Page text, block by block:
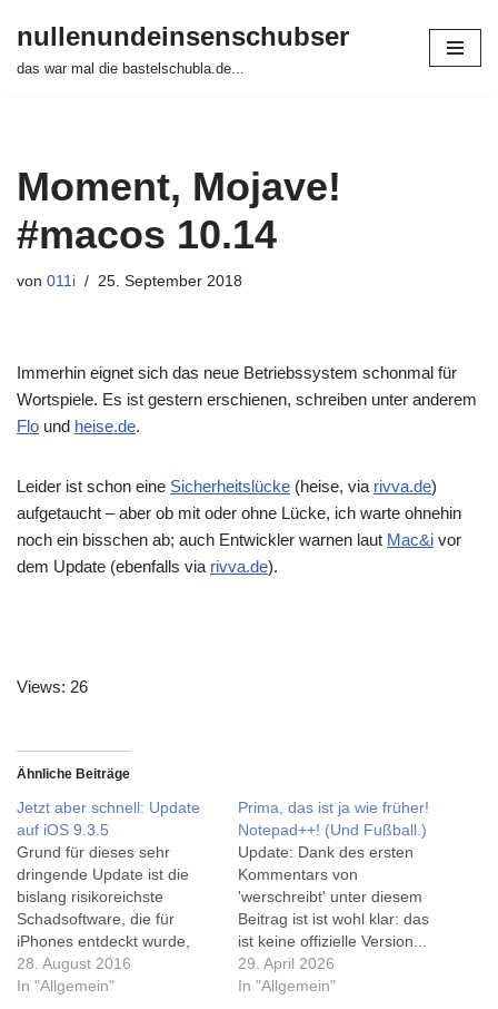
Zum
nullenundeinsenschubser
das war mal die bastelschubla.de...
Moment, Mojave!
#macos 10.14
von 011i 25. September 2018
Immerhin eignet sich das neue Betriebssystem schonmal für
Wortspiele. Es ist gestern erschienen, schreiben unter anderem
Flo und heise.de.
Leider ist schon eine Sicherheitslücke (heise, via rivva.de)
aufgetaucht – aber ob mit oder ohne Lücke, ich warte ohnehin
noch ein bisschen ab; auch Entwickler warnen laut Mac&i vor
dem Update (ebenfalls via rivva.de).
Views: 26
Ähnliche Beiträge
Jetzt aber schnell: Update
auf iOS 9.3.5
Grund für dieses sehr
dringende Update ist die
bislang risikoreichste
Schadsoftware, die für
iPhones entdeckt wurde,
wie u.a. netzpolitik.org
schreibt (via rivva.de).
28. August 2016
In "Allgemein"
Prima, das ist ja wie früher!
Notepad++! (Und Fußball.)
Update: Dank des ersten
Kommentars von
'werschreibt' unter diesem
Beitrag ist ist wohl klar: das
ist keine offizielle Version...
Soeben lese ich in den
MacTechNews (via
29. April 2026
In "Allgemein"